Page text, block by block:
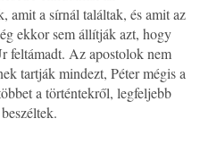
amit a sírnál találtak, és amit az
ekkor sem állítják azt, hogy
feltámadt. Az apostolok nem
tartják mindezt, Péter mégis a
a történtekről, legfeljebb